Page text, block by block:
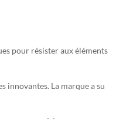
pour résister aux éléments
innovantes. La marque a su